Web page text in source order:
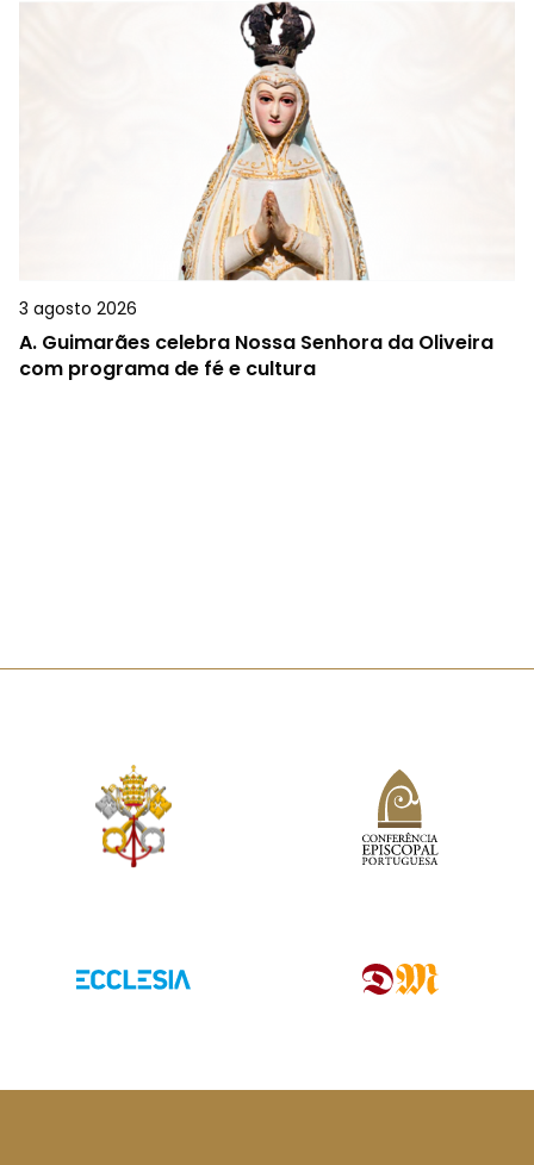
3 agosto 2026
A. Guimarães celebra Nossa Senhora da Oliveira
com programa de fé e cultura